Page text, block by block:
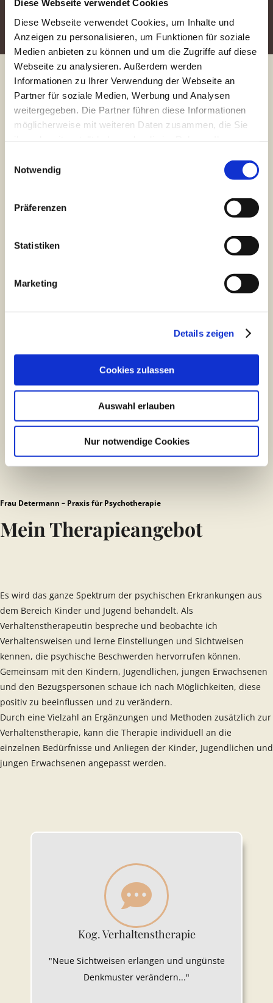
Diese Webseite verwendet Cookies
Diese Webseite verwendet Cookies, um Inhalte und
Anzeigen zu personalisieren, um Funktionen für soziale
Medien anbieten zu können und um die Zugriffe auf diese
Webseite zu analysieren. Außerdem werden
Informationen zu Ihrer Verwendung der Webseite an
Partner für soziale Medien, Werbung und Analysen
weitergegeben. Die Partner führen diese Informationen
möglicherweise mit weiteren Daten zusammen, die Sie
Notwendig
Präferenzen
Statistiken
Marketing
Details zeigen
Cookies zulassen
Auswahl erlauben
Nur notwendige Cookies
Frau Determann – Praxis für Psychotherapie
Mein Therapieangebot
Es wird das ganze Spektrum der psychischen Erkrankungen aus
dem Bereich Kinder und Jugend behandelt. Als
Verhaltenstherapeutin bespreche und beobachte ich
Verhaltensweisen und lerne Einstellungen und Sichtweisen
kennen, die psychische Beschwerden hervorrufen können.
Gemeinsam mit den Kindern, Jugendlichen, jungen Erwachsenen
und den Bezugspersonen schaue ich nach Möglichkeiten, diese
positiv zu beeinflussen und zu verändern.
Durch eine Vielzahl an Ergänzungen und Methoden zusätzlich zur
Verhaltenstherapie, kann die Therapie individuell an die
einzelnen Bedürfnisse und Anliegen der Kinder, Jugendlichen und
jungen Erwachsenen angepasst werden.
Kog. Verhaltenstherapie
"Neue Sichtweisen erlangen und ungünste
Denkmuster verändern..."